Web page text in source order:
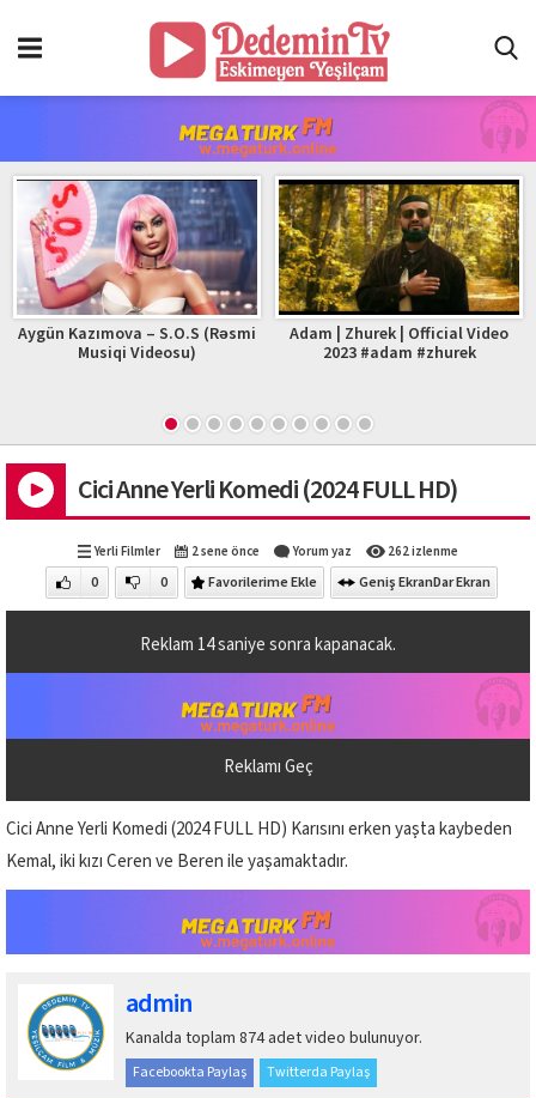
Aygün Kazımova – S.O.S (Rəsmi
Musiqi Videosu)
Adam | Zhurek | Official Video
2023 #adam #zhurek
Cici Anne Yerli Komedi (2024 FULL HD)
Yerli Filmler 2 sene önce Yorum yaz 262 izlenme
0 0 Favorilerime Ekle Geniş EkranDar Ekran
Reklam 14saniye sonra kapanacak.
Reklamı Geç
Cici Anne Yerli Komedi (2024 FULL HD) Karısını erken yaşta kaybeden
Kemal, iki kızı Ceren ve Beren ile yaşamaktadır.
admin
Kanalda toplam 874 adet video bulunuyor.
Facebookta Paylaş Twitterda Paylaş